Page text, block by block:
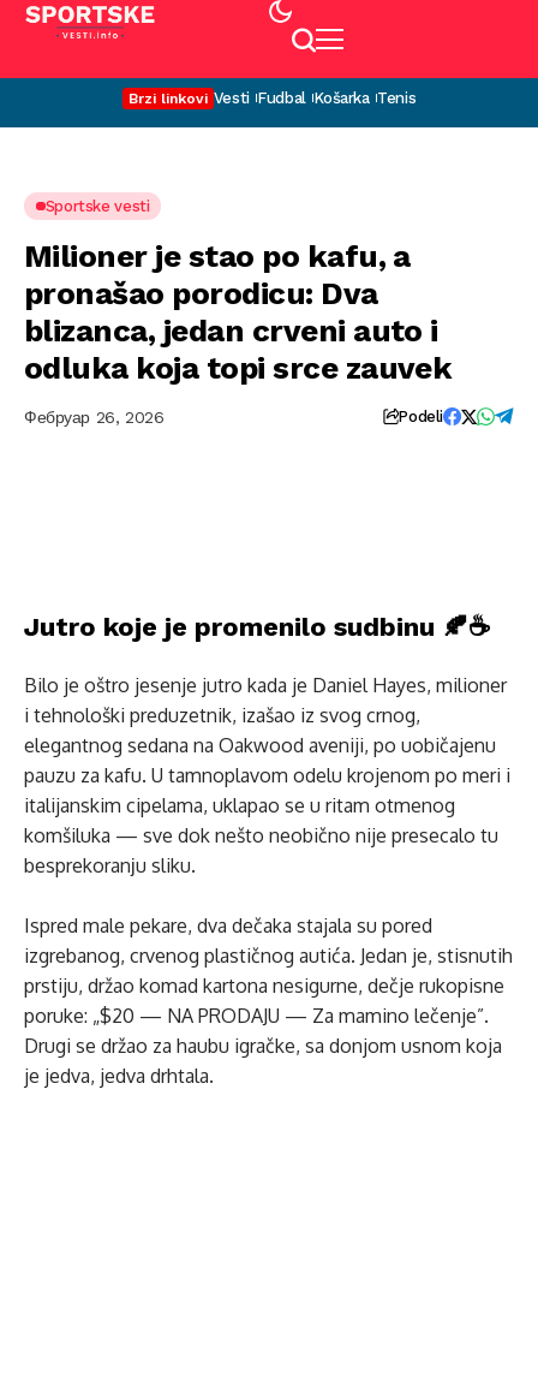
Brzi linkovi Vesti Fudbal Košarka Tenis
Sportske vesti
Milioner je stao po kafu, a
pronašao porodicu: Dva
blizanca, jedan crveni auto i
odluka koja topi srce zauvek
Фебруар 26, 2026 Podeli
Jutro koje je promenilo sudbinu 🍂☕
Bilo je oštro jesenje jutro kada je Daniel Hayes, milioner
i tehnološki preduzetnik, izašao iz svog crnog,
elegantnog sedana na Oakwood aveniji, po uobičajenu
pauzu za kafu. U tamnoplavom odelu krojenom po meri i
italijanskim cipelama, uklapao se u ritam otmenog
komšiluka — sve dok nešto neobično nije presecalo tu
besprekoranјu sliku.
Ispred male pekare, dva dečaka stajala su pored
izgrebanog, crvenog plastičnog autića. Jedan je, stisnutih
prstiju, držao komad kartona nesigurne, dečje rukopisne
poruke: „$20 — NA PRODAJU — Za mamino lečenje”.
Drugi se držao za haubu igračke, sa donjom usnom koja
je jedva, jedva drhtala.